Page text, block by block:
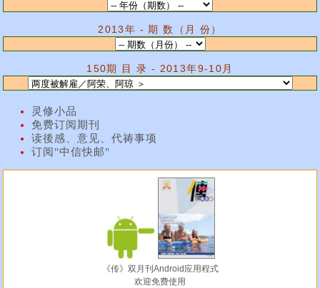
2013年 - 期 数（月 份）
150期 目 录 - 2013年9-10月
灵修小品
免费订阅期刊
读後感、意见、代祷事项
订阅"中信快邮"
《传》双月刊Android应用程式
欢迎免费使用